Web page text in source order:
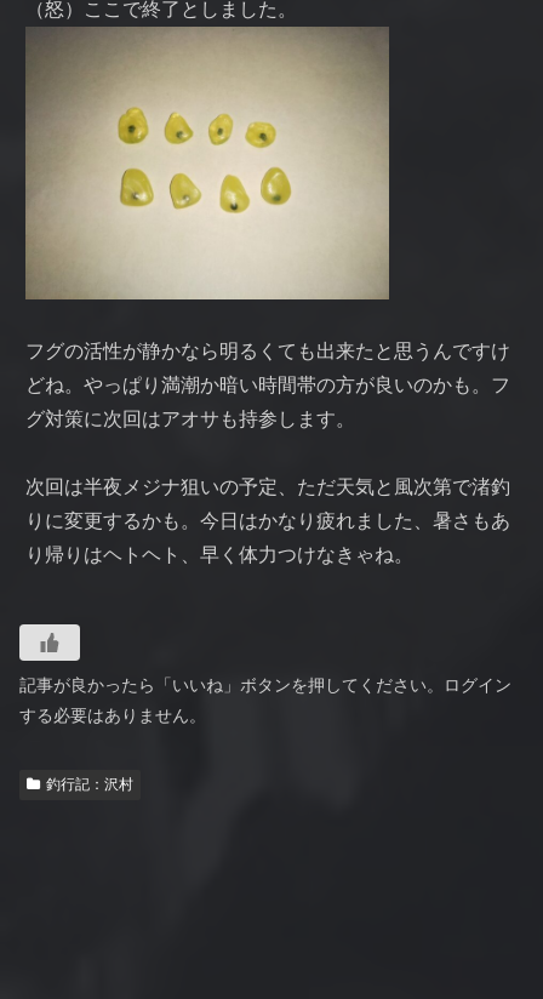
（怒）ここで終了としました。
フグの活性が静かなら明るくても出来たと思うんですけ
どね。やっぱり満潮か暗い時間帯の方が良いのかも。フ
グ対策に次回はアオサも持参します。
次回は半夜メジナ狙いの予定、ただ天気と風次第で渚釣
りに変更するかも。今日はかなり疲れました、暑さもあ
り帰りはヘトヘト、早く体力つけなきゃね。
記事が良かったら「いいね」ボタンを押してください。ログイン
する必要はありません。
釣行記：沢村